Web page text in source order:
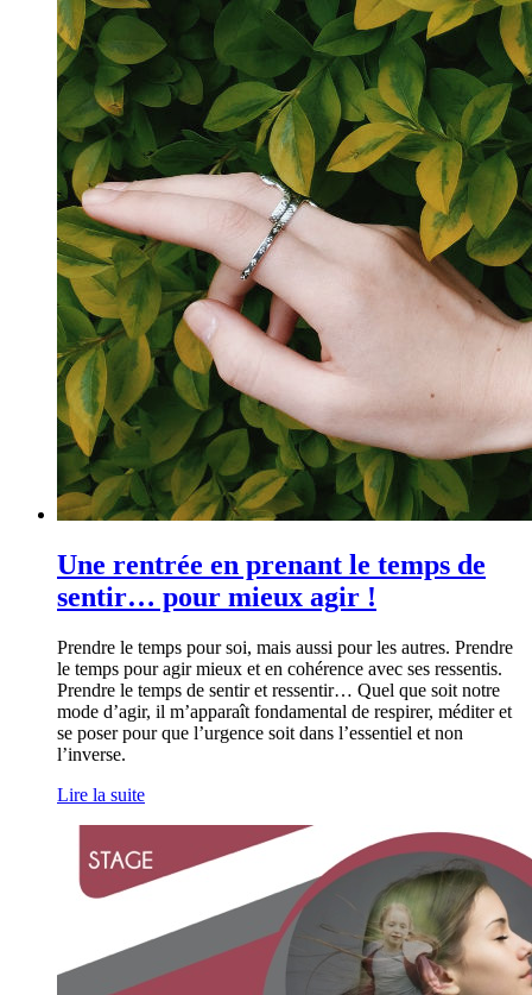
Une rentrée en prenant le temps de
sentir… pour mieux agir !
Prendre le temps pour soi, mais aussi pour les autres. Prendre
le temps pour agir mieux et en cohérence avec ses ressentis.
Prendre le temps de sentir et ressentir… Quel que soit notre
mode d’agir, il m’apparaît fondamental de respirer, méditer et
se poser pour que l’urgence soit dans l’essentiel et non
l’inverse.
Lire la suite